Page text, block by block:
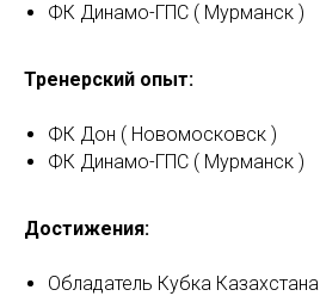
ФК Динамо-ГПС ( Мурманск )
Тренерский опыт:
ФК Дон ( Новомосковск )
ФК Динамо-ГПС ( Мурманск )
Достижения:
Обладатель Кубка Казахстана